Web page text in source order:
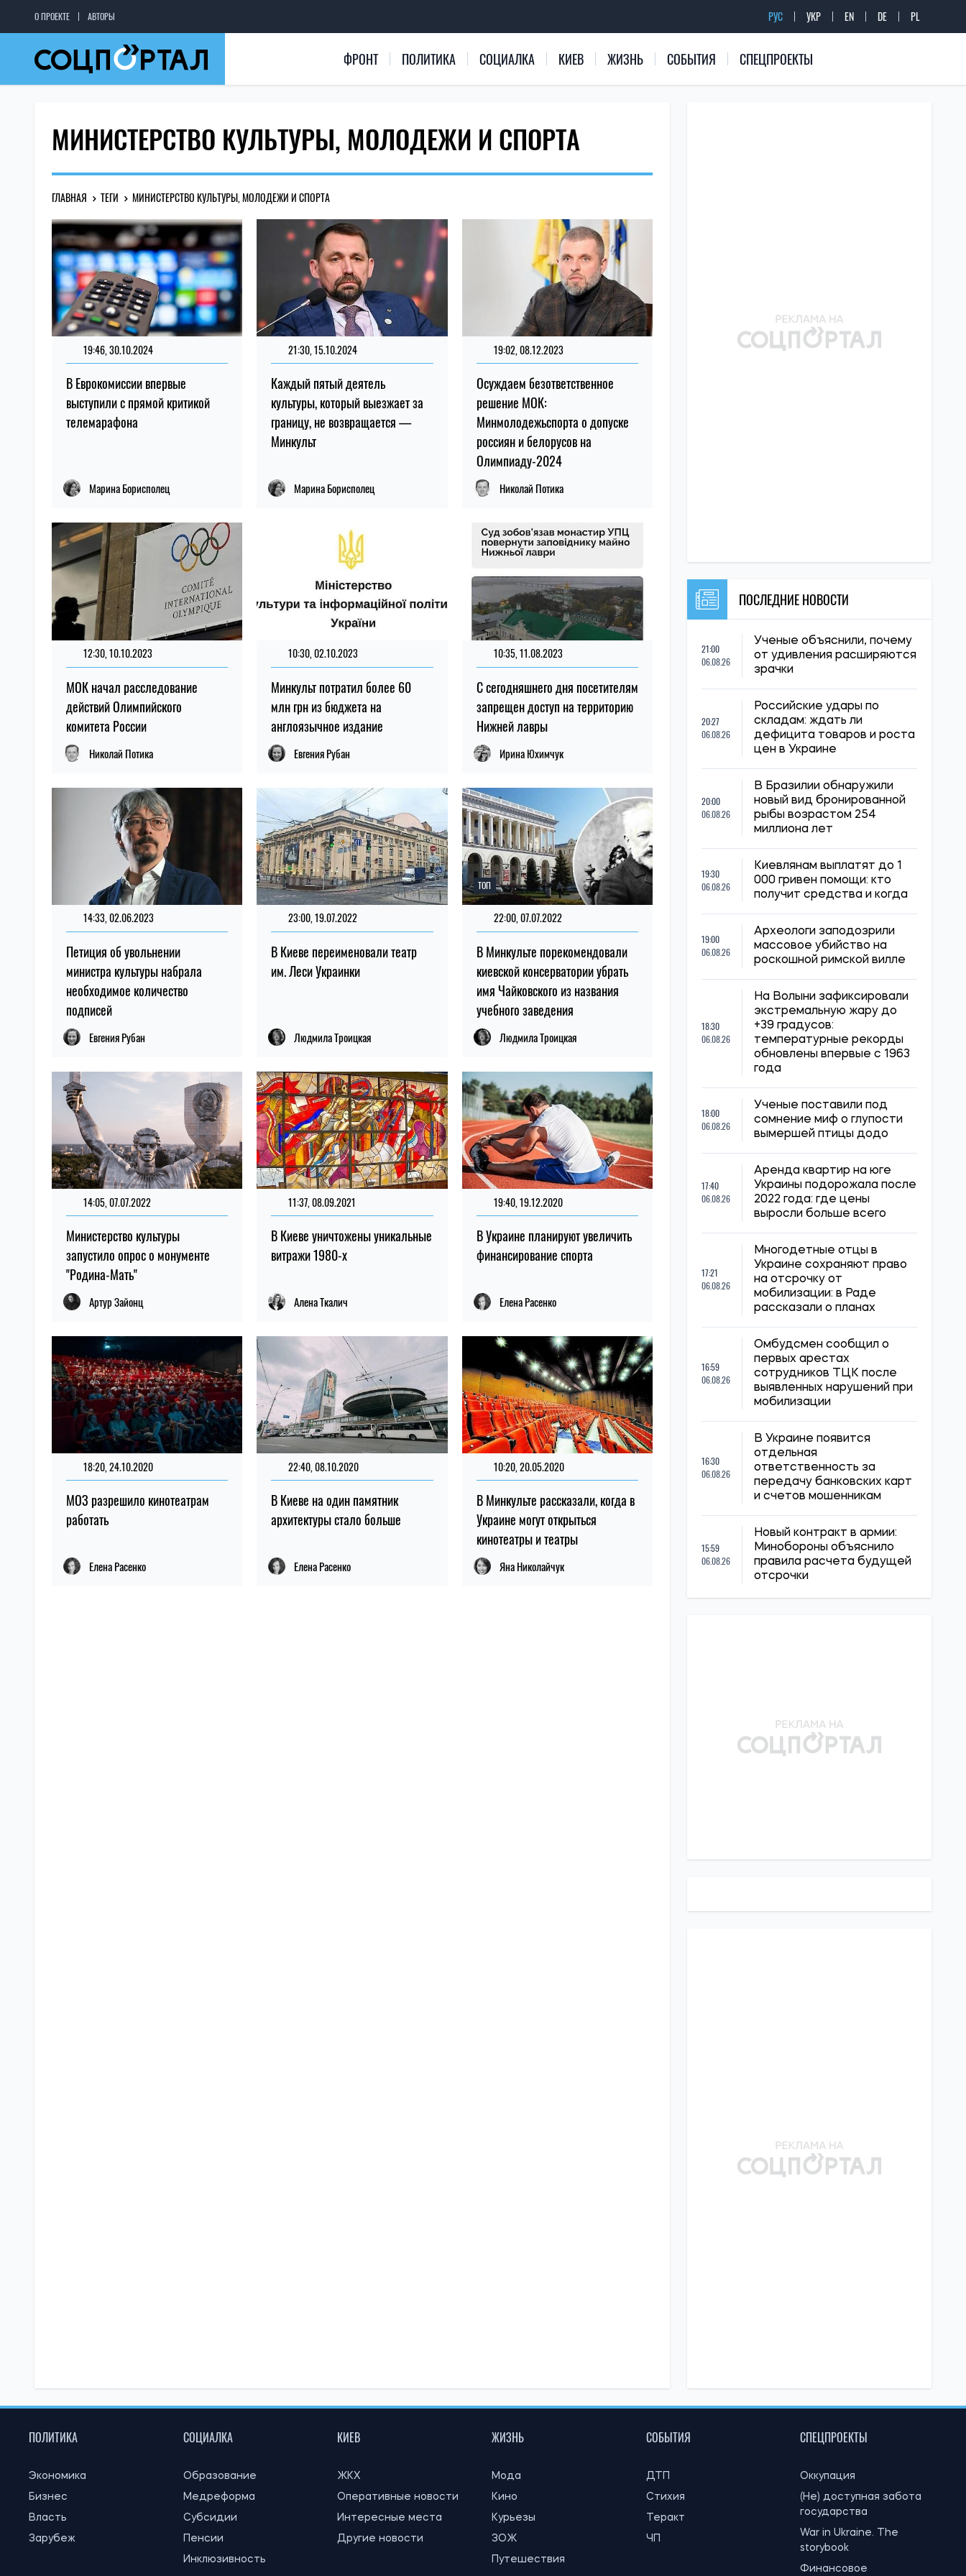
О ПРОЕКТЕ АВТОРЫ РУС УКР EN DE PL
ФРОНТ ПОЛИТИКА СОЦИАЛКА КИЕВ ЖИЗНЬ СОБЫТИЯ СПЕЦПРОЕКТЫ
МИНИСТЕРСТВО КУЛЬТУРЫ, МОЛОДЕЖИ И СПОРТА
ГЛАВНАЯ ТЕГИ МИНИСТЕРСТВО КУЛЬТУРЫ, МОЛОДЕЖИ И СПОРТА
19:46, 30.10.2024
В Еврокомиссии впервые
выступили с прямой критикой
телемарафона
Марина Борисполец
21:30, 15.10.2024
Каждый пятый деятель
культуры, который выезжает за
границу, не возвращается —
Минкульт
Марина Борисполец
19:02, 08.12.2023
Осуждаем безответственное
решение МОК:
Минмолодежьспорта о допуске
россиян и белорусов на
Олимпиаду-2024
Николай Потика
12:30, 10.10.2023
МОК начал расследование
действий Олимпийского
комитета России
Николай Потика
10:30, 02.10.2023
Минкульт потратил более 60
млн грн из бюджета на
англоязычное издание
Евгения Рубан
10:35, 11.08.2023
С сегодняшнего дня посетителям
запрещен доступ на территорию
Нижней лавры
Ирина Юхимчук
14:33, 02.06.2023
Петиция об увольнении
министра культуры набрала
необходимое количество
подписей
Евгения Рубан
23:00, 19.07.2022
В Киеве переименовали театр
им. Леси Украинки
Людмила Троицкая
ТОП
22:00, 07.07.2022
В Минкульте порекомендовали
киевской консерватории убрать
имя Чайковского из названия
учебного заведения
Людмила Троицкая
14:05, 07.07.2022
Министерство культуры
запустило опрос о монументе
"Родина-Мать"
Артур Зайонц
11:37, 08.09.2021
В Киеве уничтожены уникальные
витражи 1980-х
Алена Ткалич
19:40, 19.12.2020
В Украине планируют увеличить
финансирование спорта
Елена Расенко
18:20, 24.10.2020
МОЗ разрешило кинотеатрам
работать
Елена Расенко
22:40, 08.10.2020
В Киеве на один памятник
архитектуры стало больше
Елена Расенко
10:20, 20.05.2020
В Минкульте рассказали, когда в
Украине могут открыться
кинотеатры и театры
Яна Николайчук
ПОСЛЕДНИЕ НОВОСТИ
21:00
06.08.26
Ученые объяснили, почему
от удивления расширяются
зрачки
20:27
06.08.26
Российские удары по
складам: ждать ли
дефицита товаров и роста
цен в Украине
20:00
06.08.26
В Бразилии обнаружили
новый вид бронированной
рыбы возрастом 254
миллиона лет
19:30
06.08.26
Киевлянам выплатят до 1
000 гривен помощи: кто
получит средства и когда
19:00
06.08.26
Археологи заподозрили
массовое убийство на
роскошной римской вилле
18:30
06.08.26
На Волыни зафиксировали
экстремальную жару до
+39 градусов:
температурные рекорды
обновлены впервые с 1963
года
18:00
06.08.26
Ученые поставили под
сомнение миф о глупости
вымершей птицы додо
17:40
06.08.26
Аренда квартир на юге
Украины подорожала после
2022 года: где цены
выросли больше всего
17:21
06.08.26
Многодетные отцы в
Украине сохраняют право
на отсрочку от
мобилизации: в Раде
рассказали о планах
16:59
06.08.26
Омбудсмен сообщил о
первых арестах
сотрудников ТЦК после
выявленных нарушений при
мобилизации
16:30
06.08.26
В Украине появится
отдельная
ответственность за
передачу банковских карт
и счетов мошенникам
15:59
06.08.26
Новый контракт в армии:
Минобороны объяснило
правила расчета будущей
отсрочки
ПОЛИТИКА
Экономика
Бизнес
Власть
Зарубеж
СОЦИАЛКА
Образование
Медреформа
Субсидии
Пенсии
Инклюзивность
КИЕВ
ЖКХ
Оперативные новости
Интересные места
Другие новости
ЖИЗНЬ
Мода
Кино
Курьезы
ЗОЖ
Путешествия
СОБЫТИЯ
ДТП
Стихия
Теракт
ЧП
СПЕЦПРОЕКТЫ
Оккупация
(Не) доступная забота
государства
War in Ukraine. The
storybook
Финансовое